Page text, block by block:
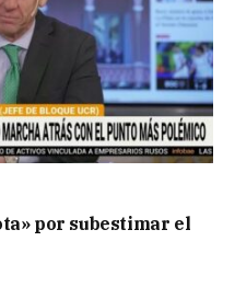
por subestimar el